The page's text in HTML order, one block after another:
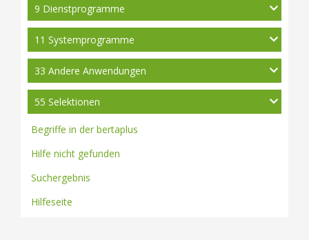
9 Dienstprogramme
11 Systemprogramme
33 Andere Anwendungen
55 Selektionen
Begriffe in der bertaplus
Hilfe nicht gefunden
Suchergebnis
Hilfeseite